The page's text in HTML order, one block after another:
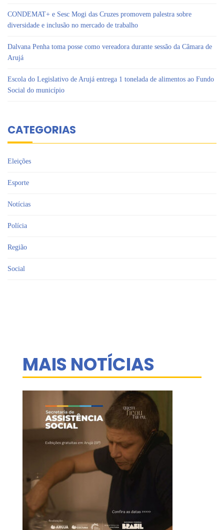
CONDEMAT+ e Sesc Mogi das Cruzes promovem palestra sobre
diversidade e inclusão no mercado de trabalho
Dalvana Penha toma posse como vereadora durante sessão da Câmara de
Arujá
Escola do Legislativo de Arujá entrega 1 tonelada de alimentos ao Fundo
Social do município
CATEGORIAS
Eleições
Esporte
Notícias
Polícia
Região
Social
MAIS NOTÍCIAS